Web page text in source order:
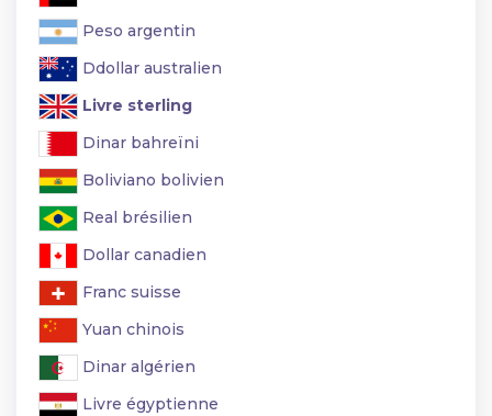
Peso argentin
Ddollar australien
Livre sterling
Dinar bahreïni
Boliviano bolivien
Real brésilien
Dollar canadien
Franc suisse
Yuan chinois
Dinar algérien
Livre égyptienne